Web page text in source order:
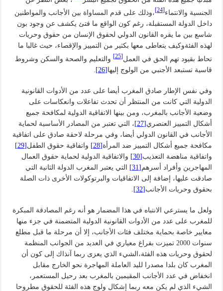
الجنسية والانتماء [24]
،وذلك على قدم المساواة بين الأجانب والمواطنين
داخل الدولة المستقبلة، رغم كون الواقع ما فتئ يكشف عن وجود بون
شاسع بين ما يقره القانون الدولي لحقوق الإنسان من حقوق وحريات
لهذه الفئةوكيف يتعاطى معها بكثير من التمييز والإقصاء، حيث غالبا ما
تحاط بقيود تهم الحق في العمل[25]
والتعليم والصحة والسكن وشروط
قاسية تستبعد الأجنبي من الولوج إليها[26]
وفي نفس الإطار صادق المغرب أيضا على عدد من الأدوات القانونية
الدولية التي كانت من المنتظر أن تحدث تفاعلات وانعكاسات على
وضعية الأجانب بالمغرب، ومن بينها الاتفاقية الدولية لمكافحة جميع
أشكال التمييز العنصري[27]
، التي تعتبر من المصادر الأساسية لحماية
الأجانب في القانون الدولي أيضا، وفي مرحلة لاحقة صادق على اتفاقية
مكافحة جميع أشكال التمييز ضد المرأة[28] واتفاقية حقوق الطفل[29]
واتفاقية مناهضة التعذيب[30]
والاتفاقية الدولية لحماية حقوق العمال
المهاجرين وأفراد أسرهم [31]
التي يعتبر المغرب الدولة الثانية التي
صادقت عليها، إضافة إلى الاتفاقيات والبرتوكولات الأخرى ذات الصلة
بحقوق وحريات الأجانب[32]
ولعل ما يسترعي الانتباه في هذا المضمار هو أنه رغم المصادقة المبكرة
للمغرب على عدد من الأدوات القانونية الدولية المتضمنة في جزء منها
معايير خاصة بحماية مختلف فئات الأجانب، إلا أن مرحلة ما قبل مطلع
سنوات 2000 تميزت بفراغ معياري في العديد من الجوانب المنظمة
لحقوق وحريات هذه الفئة،الشيء الذي يعزى ربما آنذاك إلى كون أن
المغرب كان بلدا مصدرا لليد العاملة المهاجرة نحو الخارج مقابل
انخفاض في عدد الأجانب المقيمين بالمغرب بعد رحيل المستعمر،
الشيء الذي لم يكن معه ربما إشكال ولوج هذه الفئة للحقوق مطروحا